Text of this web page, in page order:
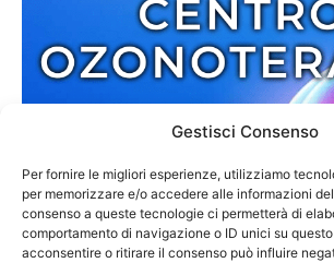
Gestisci Consenso
Per fornire le migliori esperienze, utilizziamo
per memorizzare e/o accedere alle informazioni
consenso a queste tecnologie ci permetterà di
comportamento di navigazione o ID unici su
acconsentire o ritirare il consenso può influire